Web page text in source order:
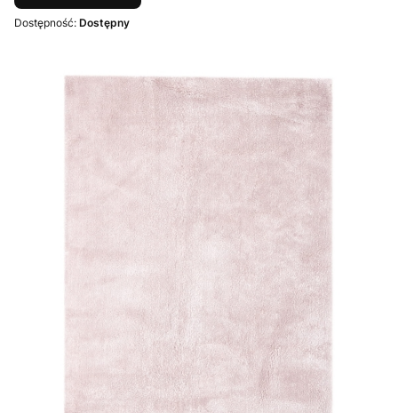
Dostępność: Dostępny